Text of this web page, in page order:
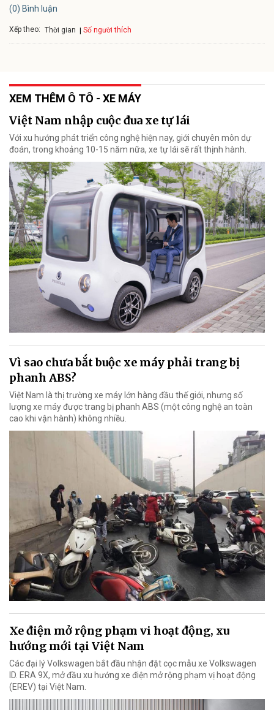
(0) Bình luận
Xếp theo: Thời gian Số người thích
XEM THÊM Ô TÔ - XE MÁY
Việt Nam nhập cuộc đua xe tự lái
Với xu hướng phát triển công nghệ hiện nay, giới chuyên môn dự
đoán, trong khoảng 10-15 năm nữa, xe tự lái sẽ rất thịnh hành.
Vì sao chưa bắt buộc xe máy phải trang bị
phanh ABS?
Việt Nam là thị trường xe máy lớn hàng đầu thế giới, nhưng số
lượng xe máy được trang bị phanh ABS (một công nghệ an toàn
cao khi vận hành) không nhiều.
Xe điện mở rộng phạm vi hoạt động, xu
hướng mới tại Việt Nam
Các đại lý Volkswagen bắt đầu nhận đặt cọc mẫu xe Volkswagen
ID. ERA 9X, mở đầu xu hướng xe điện mở rộng phạm vị hoạt động
(EREV) tại Việt Nam.